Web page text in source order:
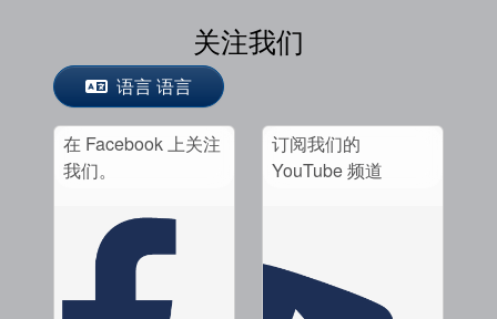
关注我们
语言 语言
在 Facebook 上关注
我们。
订阅我们的
YouTube 频道